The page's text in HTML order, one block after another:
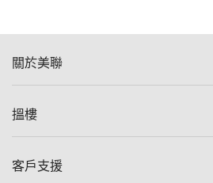
關於美聯
美聯集團
人才招募
搵樓
一手新盤
客戶支援